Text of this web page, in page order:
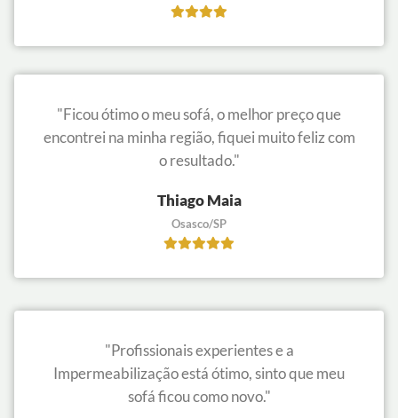
"Ficou ótimo o meu sofá, o melhor preço que
encontrei na minha região, fiquei muito feliz com
o resultado."
Thiago Maia
Osasco/SP
"Profissionais experientes e a
Impermeabilização está ótimo, sinto que meu
sofá ficou como novo."